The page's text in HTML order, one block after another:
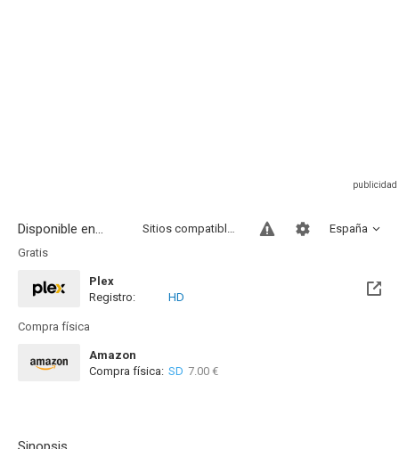
Disponible en... España
Sitios compatibles
Gratis
Plex
Registro:
HD
Compra física
Amazon
Compra física: SD 7.00 €